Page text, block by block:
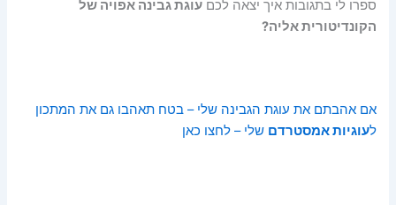
ספרו לי בתגובות איך יצאה לכםעוגת גבינה אפויה של
הקונדיטורית אליה?
אם אהבתם את עוגת הגבינה שלי – בטח תאהבו גם את המתכון
לעוגיות אמסטרדם שלי – לחצו כאן